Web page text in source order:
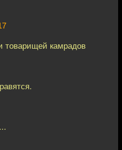
камрадов